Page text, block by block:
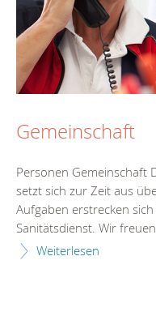
Gemeinschaft
Personen Gemeinschaft
setzt sich zur Zeit aus
Aufgaben erstrecken
Sanitätsdienst. Wir
Weiterlesen